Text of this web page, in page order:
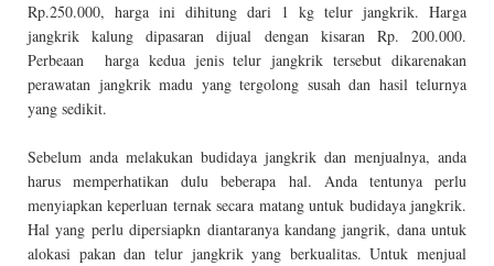
Rp.250.000, harga ini dihitung dari 1 kg telur jangkrik. Harga
jangkrik kalung dipasaran dijual dengan kisaran Rp. 200.000.
Perbeaan harga kedua jenis telur jangkrik tersebut dikarenakan
perawatan jangkrik madu yang tergolong susah dan hasil telurnya
yang sedikit.
Sebelum anda melakukan budidaya jangkrik dan menjualnya, anda
harus memperhatikan dulu beberapa hal. Anda tentunya perlu
menyiapkan keperluan ternak secara matang untuk budidaya jangkrik.
Hal yang perlu dipersiapkn diantaranya kandang jangrik, dana untuk
alokasi pakan dan telur jangkrik yang berkualitas. Untuk menjual